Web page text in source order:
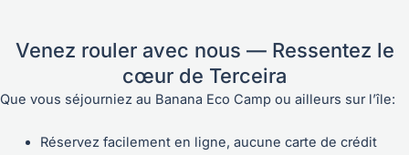
Venez rouler avec nous — Ressentez le
cœur de Terceira
Que vous séjourniez au Banana Eco Camp ou ailleurs sur l’île:
Réservez facilement en ligne, aucune carte de crédit